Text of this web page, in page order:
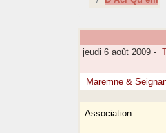
jeudi 6 août 2009 -
Maremne &
Association.